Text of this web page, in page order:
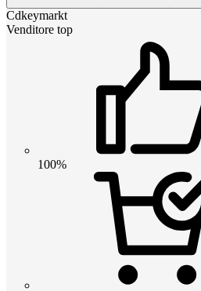
Cdkeymarkt
Venditore top
100%